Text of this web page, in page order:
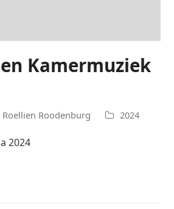
Kamermuziek
Roellien Roodenburg 2024
2024